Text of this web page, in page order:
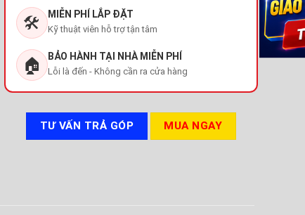
🛠️ MIỄN PHÍ LẮP ĐẶT
Kỹ thuật viên hỗ trợ tận tâm
🏠 BẢO HÀNH TẠI NHÀ MIỄN PHÍ
Lỗi là đến - Không cần ra cửa hàng
TƯ VẤN TRẢ GÓP MUA NGAY